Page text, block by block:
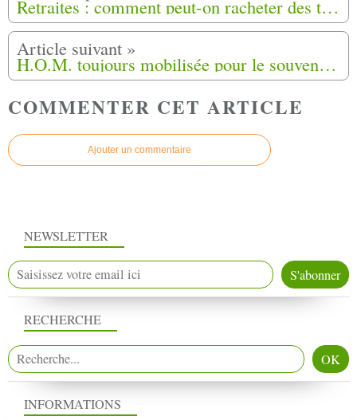
Retraites : comment peut-on racheter des trimestres ?
H.O.M. toujours mobilisée pour le souvenir des Harkis à Mirande (32)
COMMENTER CET ARTICLE
Ajouter un commentaire
NEWSLETTER
RECHERCHE
INFORMATIONS